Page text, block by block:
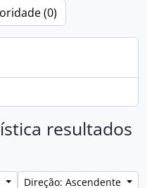
(0)
resultados
Direção: Ascendente